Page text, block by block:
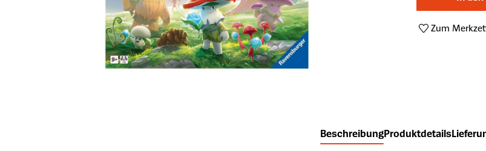
Zum
BeschreibungProduktdetails